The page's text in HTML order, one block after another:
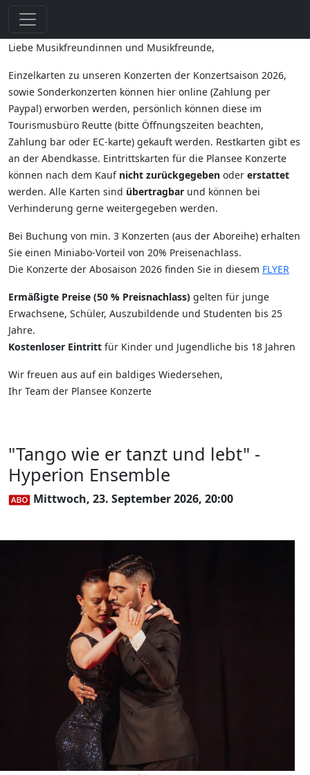
Liebe Musikfreundinnen und Musikfreunde,
Einzelkarten zu unseren Konzerten der Konzertsaison 2026,
sowie Sonderkonzerten können hier online (Zahlung per
Paypal) erworben werden, persönlich können diese im
Tourismusbüro Reutte (bitte Öffnungszeiten beachten,
Zahlung bar oder EC-karte) gekauft werden. Restkarten gibt es
an der Abendkasse. Eintrittskarten für die Plansee Konzerte
können nach dem Kauf nicht zurückgegeben oder erstattet
werden. Alle Karten sind übertragbar und können bei
Verhinderung gerne weitergegeben werden.
Bei Buchung von min. 3 Konzerten (aus der Aboreihe) erhalten
Sie einen Miniabo-Vorteil von 20% Preisenachlass.
Die Konzerte der Abosaison 2026 finden Sie in diesem FLYER
Ermäßigte Preise (50 % Preisnachlass) gelten für junge
Erwachsene, Schüler, Auszubildende und Studenten bis 25
Jahre.
Kostenloser Eintritt für Kinder und Jugendliche bis 18 Jahren
Wir freuen aus auf ein baldiges Wiedersehen,
Ihr Team der Plansee Konzerte
"Tango wie er tanzt und lebt" -
Hyperion Ensemble
Mittwoch, 23. September 2026, 20:00